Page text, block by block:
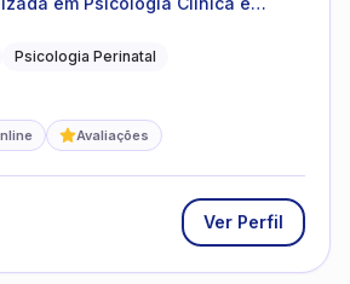
Psicologia Perinatal
Avaliações
Ver Perfil